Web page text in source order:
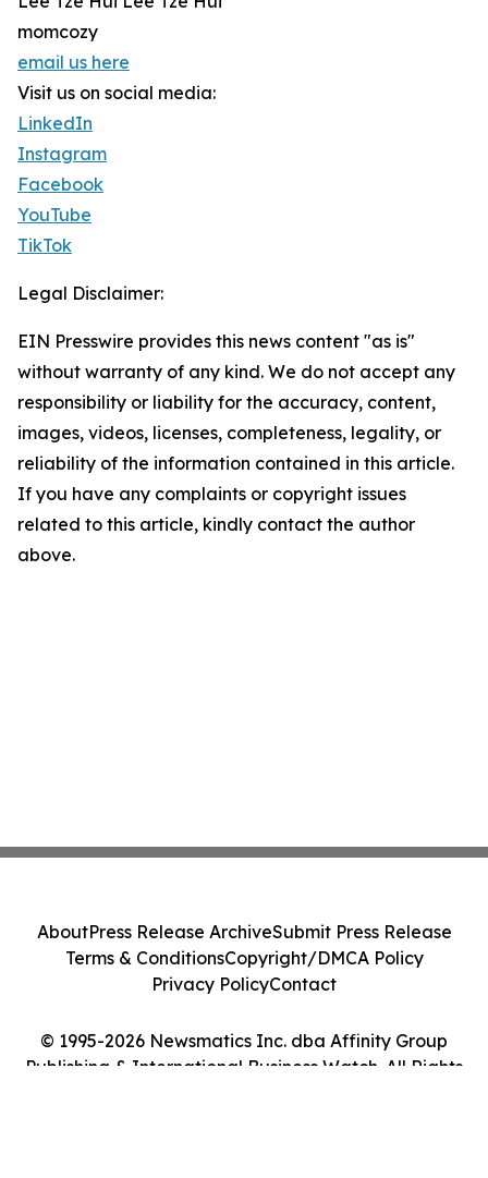
momcozy
email us here
Visit us on social media:
LinkedIn
Instagram
Facebook
YouTube
TikTok
Legal Disclaimer:
EIN Presswire provides this news content "as is"
without warranty of any kind. We do not accept any
responsibility or liability for the accuracy, content,
images, videos, licenses, completeness, legality, or
reliability of the information contained in this article.
If you have any complaints or copyright issues
related to this article, kindly contact the author
above.
© 1995-2026 Newsmatics Inc. dba Affinity Group
Publishing & International Business Watch. All Rights
AboutPress Release ArchiveSubmit Press Release
Terms & ConditionsCopyright/DMCA Policy
Privacy PolicyContact